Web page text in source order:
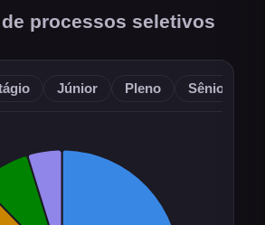
processos seletivos
Júnior Pleno Sênior